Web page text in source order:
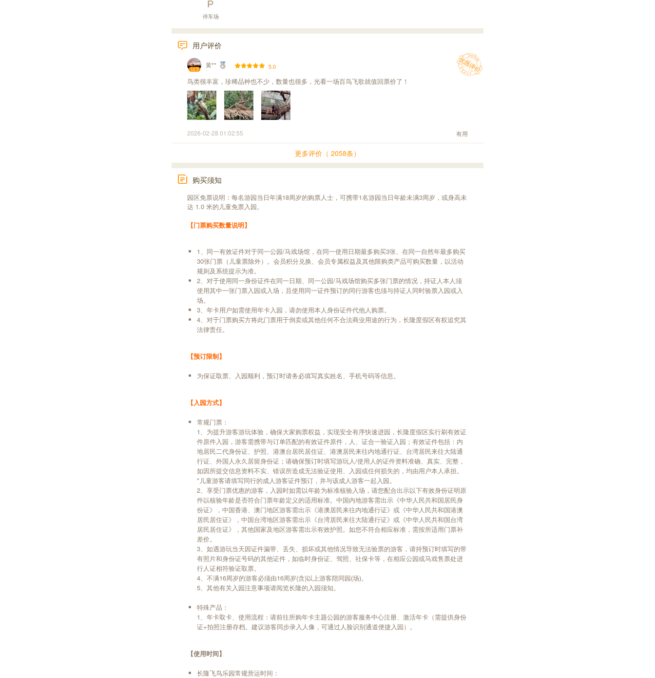
停车场
用户评价
Lv. 0
黄** 5.0
鸟类很丰富，珍稀品种也不少，数量也很多，光看一场百鸟飞歌就值回票价了！
2026-02-28 01:02:55 有用
更多评价（ 2058条）
购买须知
园区免票说明：每名游园当日年满18周岁的购票人士，可携带1名游园当日年龄未满3周岁，或身高未
达 1.0 米的儿童免票入园。
【门票购买数量说明】
1、同一有效证件对于同一公园/马戏场馆，在同一使用日期最多购买3张、在同一自然年最多购买
30张门票（儿童票除外）。会员积分兑换、会员专属权益及其他限购类产品可购买数量，以活动
规则及系统提示为准。
2、对于使用同一身份证件在同一日期、同一公园/马戏场馆购买多张门票的情况，持证人本人须
使用其中一张门票入园或入场，且使用同一证件预订的同行游客也须与持证人同时验票入园或入
场。
3、年卡用户如需使用年卡入园，请勿使用本人身份证件代他人购票。
4、对于门票购买方将此门票用于倒卖或其他任何不合法商业用途的行为，长隆度假区有权追究其
法律责任。
【预订限制】
为保证取票、入园顺利，预订时请务必填写真实姓名、手机号码等信息。
【入园方式】
常规门票：
1、为提升游客游玩体验，确保大家购票权益，实现安全有序快速进园，长隆度假区实行刷有效证
件原件入园，游客需携带与订单匹配的有效证件原件，人、证合一验证入园；有效证件包括：内
地居民二代身份证、护照、港澳台居民居住证、港澳居民来往内地通行证、台湾居民来往大陆通
行证、外国人永久居留身份证；请确保预订时填写游玩人/使用人的证件资料准确、真实、完整，
如因所提交信息资料不实、错误所造成无法验证使用、入园或任何损失的，均由用户本人承担。
*儿童游客请填写同行的成人游客证件预订，并与该成人游客一起入园。
2、享受门票优惠的游客，入园时如需以年龄为标准核验入场，请您配合出示以下有效身份证明原
件以核验年龄是否符合门票年龄定义的适用标准。中国内地游客需出示《中华人民共和国居民身
份证》，中国香港、澳门地区游客需出示《港澳居民来往内地通行证》或《中华人民共和国港澳
居民居住证》，中国台湾地区游客需出示《台湾居民来往大陆通行证》或《中华人民共和国台湾
居民居住证》，其他国家及地区游客需出示有效护照。如您不符合相应标准，需按所适用门票补
差价。
3、如遇游玩当天因证件漏带、丢失、损坏或其他情况导致无法验票的游客，请持预订时填写的带
有照片和身份证号码的其他证件，如临时身份证、驾照、社保卡等，在相应公园或马戏售票处进
行人证相符验证取票。
4、不满16周岁的游客必须由16周岁(含)以上游客陪同园(场)。
5、其他有关入园注意事项请阅览长隆的入园须知。
特殊产品：
1、年卡取卡、使用流程：请前往所购年卡主题公园的游客服务中心注册、激活年卡（需提供身份
证+拍照注册存档。建议游客同步录入人像，可通过人脸识别通道便捷入园）。
【使用时间】
长隆飞鸟乐园常规营运时间：